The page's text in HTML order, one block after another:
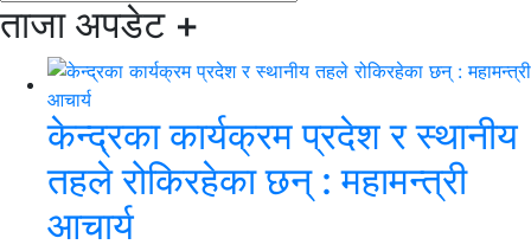
ताजा अपडेट +
केन्द्रका कार्यक्रम प्रदेश र स्थानीय
तहले रोकिरहेका छन् : महामन्त्री
आचार्य